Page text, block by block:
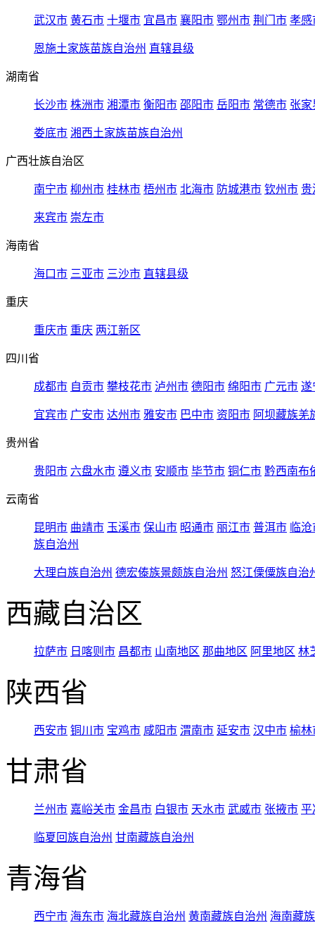
武汉市 黄石市 十堰市 宜昌市 襄阳市 鄂州市 荆门市 孝感
恩施土家族苗族自治州 直辖县级
湖南省
长沙市 株洲市 湘潭市 衡阳市 邵阳市 岳阳市 常德市 张家
娄底市 湘西土家族苗族自治州
广西壮族自治区
南宁市 柳州市 桂林市 梧州市 北海市 防城港市 钦州市 贵
来宾市 崇左市
海南省
海口市 三亚市 三沙市 直辖县级
重庆
重庆市 重庆 两江新区
四川省
成都市 自贡市 攀枝花市 泸州市 德阳市 绵阳市 广元市 遂
宜宾市 广安市 达州市 雅安市 巴中市 资阳市 阿坝藏族羌
贵州省
贵阳市 六盘水市 遵义市 安顺市 毕节市 铜仁市 黔西南布
云南省
昆明市 曲靖市 玉溪市 保山市 昭通市 丽江市 普洱市 临
族自治州
大理白族自治州 德宏傣族景颇族自治州 怒江傈僳族自治
西藏自治区
拉萨市 日喀则市 昌都市 山南地区 那曲地区 阿里地区 林
陕西省
西安市 铜川市 宝鸡市 咸阳市 渭南市 延安市 汉中市 榆林
甘肃省
兰州市 嘉峪关市 金昌市 白银市 天水市 武威市 张掖市 平
临夏回族自治州 甘南藏族自治州
青海省
西宁市 海东市 海北藏族自治州 黄南藏族自治州 海南藏